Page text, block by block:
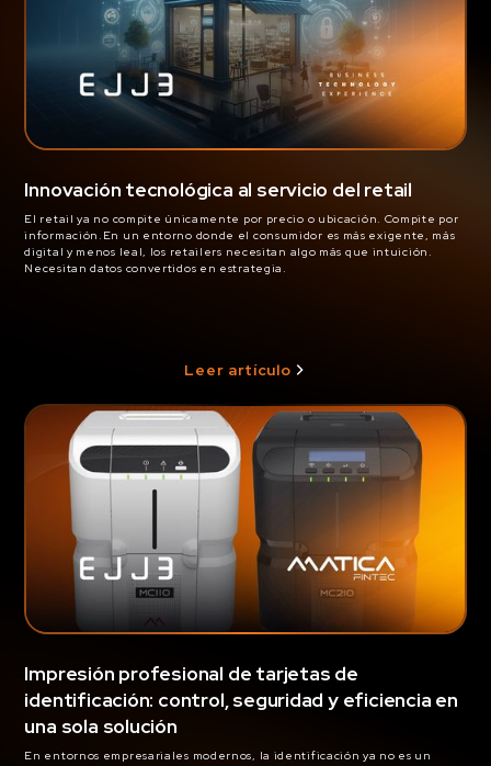
Innovación tecnológica al servicio del retail
El retail ya no compite únicamente por precio o ubicación. Compite por
información.En un entorno donde el consumidor es más exigente, más
digital y menos leal, los retailers necesitan algo más que intuición.
Necesitan datos convertidos en estrategia.
Leer artículo
Impresión profesional de tarjetas de
identificación: control, seguridad y eficiencia en
una sola solución
En entornos empresariales modernos, la identificación ya no es un